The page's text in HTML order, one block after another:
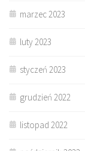
marzec 2023
luty 2023
styczeń 2023
grudzień 2022
listopad 2022